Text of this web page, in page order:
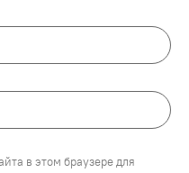
в этом браузере для